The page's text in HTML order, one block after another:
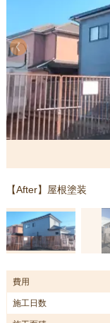
《
【After】屋根塗装
費用
施工日数